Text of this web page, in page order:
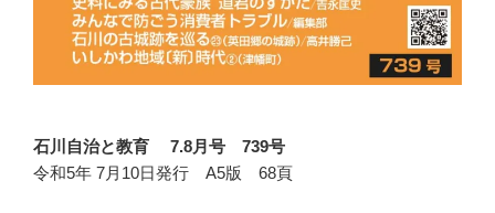
石川自治と教育 7.8月号 739号
令和5年 7月10日発行 A5版 68頁